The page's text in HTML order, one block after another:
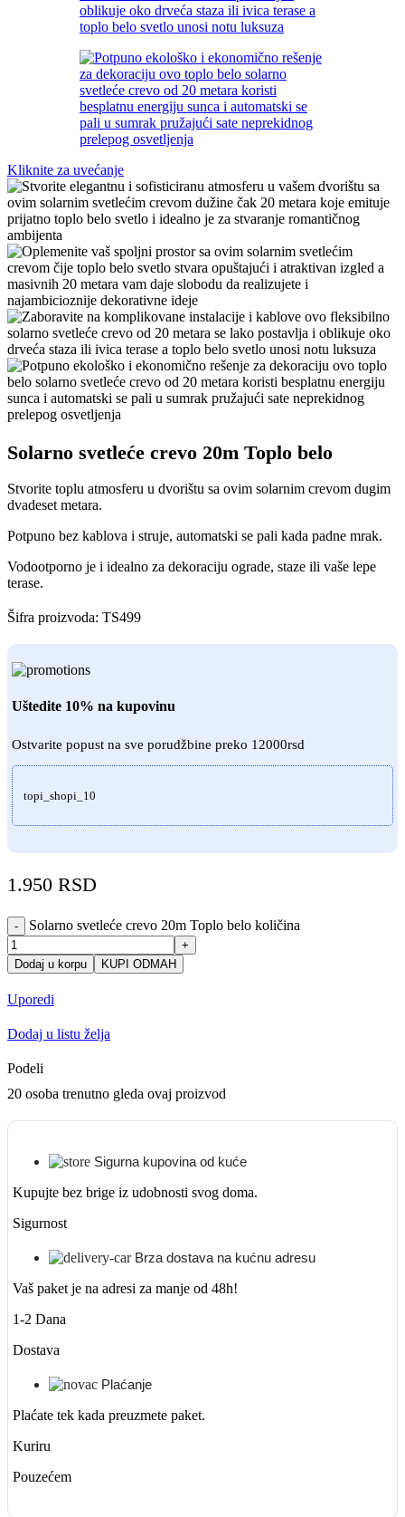
Kliknite za uvećanje
Solarno svetleće crevo 20m Toplo belo
Stvorite toplu atmosferu u dvorištu sa ovim solarnim crevom dugim
dvadeset metara.
Potpuno bez kablova i struje, automatski se pali kada padne mrak.
Vodootporno je i idealno za dekoraciju ograde, staze ili vaše lepe
terase.
Šifra proizvoda: TS499
Uštedite 10% na kupovinu
Ostvarite popust na sve porudžbine preko 12000rsd
topi_shopi_10
1.950 RSD
- Solarno svetleće crevo 20m Toplo belo količina
+
Dodaj u korpu
KUPI ODMAH
Uporedi
Dodaj u listu želja
Podeli
20 osoba trenutno gleda ovaj proizvod
Sigurna kupovina od kuće
Kupujte bez brige iz udobnosti svog doma.
Sigurnost
Brza dostava na kućnu adresu
Vaš paket je na adresi za manje od 48h!
1-2 Dana
Dostava
Plaćanje
Plaćate tek kada preuzmete paket.
Kuriru
Pouzećem